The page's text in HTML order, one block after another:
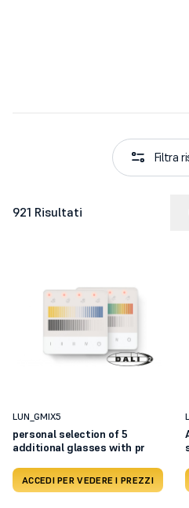
Filtra
921 Risultati
LUN_GMIX5
personal selection of 5
additional glasses with pr
ACCEDI PER VEDERE I PREZZI